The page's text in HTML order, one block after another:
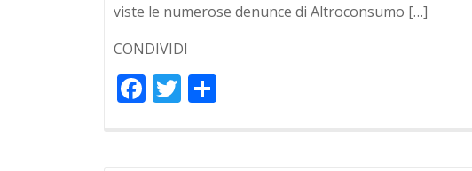
viste le numerose denunce di Altroconsumo […]
CONDIVIDI
FacebookTwitter